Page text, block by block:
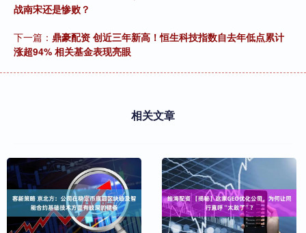
战南宋还是惨败？
下一篇： 鼎豪配资 创近三年新高！恒生科技指数自去年低点累计
涨超94% 相关基金表现亮眼
相关文章